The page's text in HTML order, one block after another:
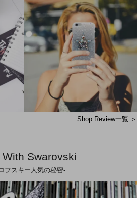
Shop Review一覧 ＞
With Swarovski
フスキー人気の秘密-